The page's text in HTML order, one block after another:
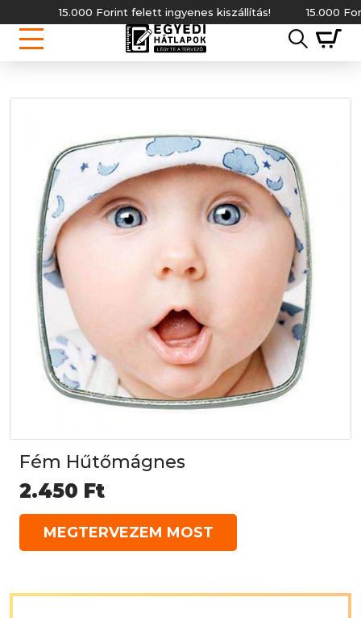
15.000 Forint felett ingyenes kiszállítás! 15.000
Fém Hűtőmágnes
2.450 Ft
MEGTERVEZEM MOST